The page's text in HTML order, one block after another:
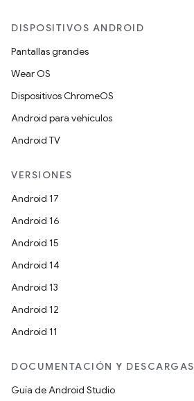
DISPOSITIVOS ANDROID
Pantallas grandes
Wear OS
Dispositivos ChromeOS
Android para vehículos
Android TV
VERSIONES
Android 17
Android 16
Android 15
Android 14
Android 13
Android 12
Android 11
DOCUMENTACIÓN Y DESCARGAS
Guía de Android Studio